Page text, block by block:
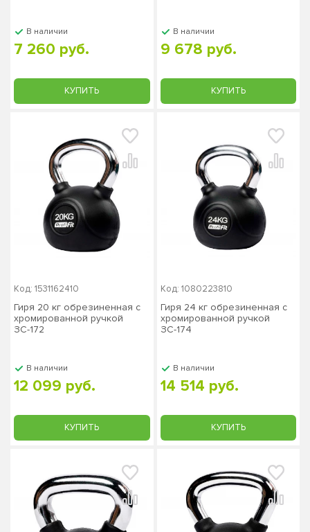
В наличии
7 260 руб.
КУПИТЬ
В наличии
9 678 руб.
КУПИТЬ
Код: 1531162410
Гиря 20 кг обрезиненная с
хромированной ручкой
ЗС-172
В наличии
12 099 руб.
КУПИТЬ
Код: 1080223810
Гиря 24 кг обрезиненная с
хромированной ручкой
ЗС-174
В наличии
14 514 руб.
КУПИТЬ